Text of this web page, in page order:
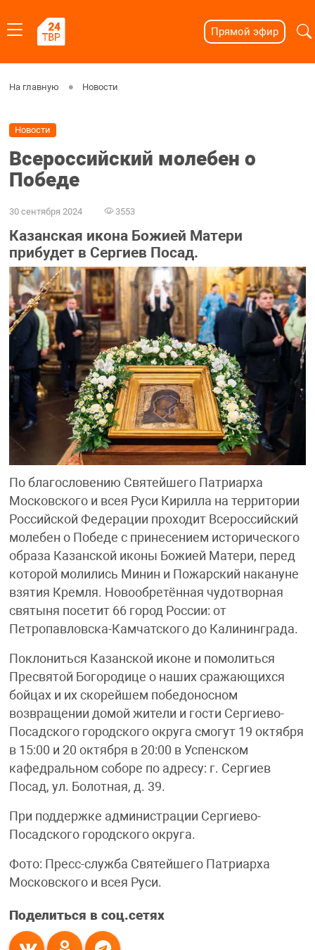
Прямой эфир
На главную Новости
Новости
Всероссийский молебен о
Победе
30 сентября 2024 3553
Казанская икона Божией Матери
прибудет в Сергиев Посад.
По благословению Святейшего Патриарха
Московского и всея Руси Кирилла на территории
Российской Федерации проходит Всероссийский
молебен о Победе с принесением исторического
образа Казанской иконы Божией Матери, перед
которой молились Минин и Пожарский накануне
взятия Кремля. Новообретённая чудотворная
святыня посетит 66 город России: от
Петропавловска-Камчатского до Калининграда.
Поклониться Казанской иконе и помолиться
Пресвятой Богородице о наших сражающихся
бойцах и их скорейшем победоносном
возвращении домой жители и гости Сергиево-
Посадского городского округа смогут 19 октября
в 15:00 и 20 октября в 20:00 в Успенском
кафедральном соборе по адресу: г. Сергиев
Посад, ул. Болотная, д. 39.
При поддержке администрации Сергиево-
Посадского городского округа.
Фото: Пресс-служба Святейшего Патриарха
Московского и всея Руси.
Поделиться в соц.сетях